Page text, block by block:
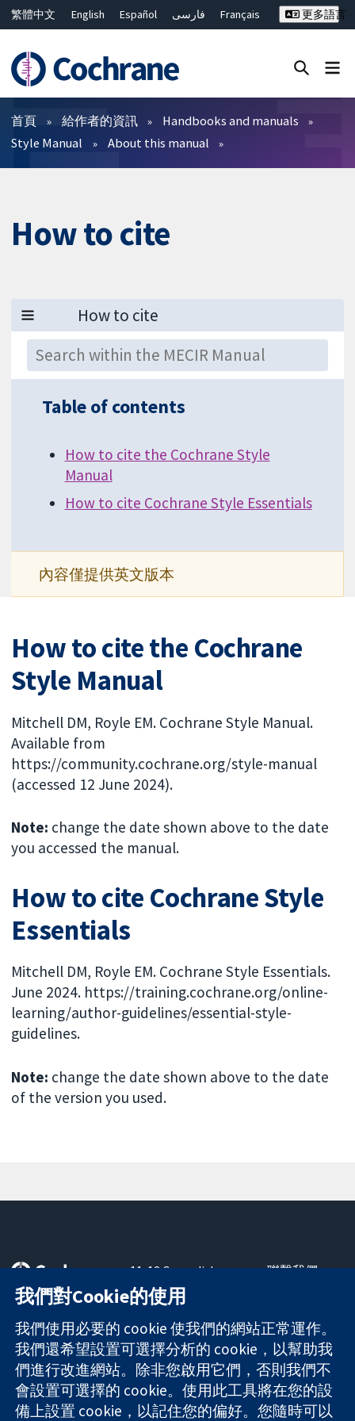
繁體中文 English Español فارسی
Français
ไทย
简体中文
更多語言
篩選條件
首頁 給作者的資訊
Handbooks and manuals
Style Manual
About this manual
How to cite
Table of contents
How to cite the Cochrane Style
Manual
How to cite Cochrane Style Essentials
內容僅提供英文版本
How to cite the Cochrane
Style Manual
Mitchell DM, Royle EM. Cochrane Style Manual.
Available from
https://community.cochrane.org/style-manual
(accessed 12 June 2024).
Note: change the date shown above to the date
you accessed the manual.
How to cite Cochrane Style
Essentials
Mitchell DM, Royle EM. Cochrane Style Essentials.
June 2024. https://training.cochrane.org/online-
learning/author-guidelines/essential-style-
guidelines.
Note: change the date shown above to the date
of the version you used.
可信任實證
知情決定
更完善的健康照
護
11-13 Cavendish
Square
London
W1G 0AN
United Kingdom
聯繫我們
關於我們
工作機會
Cochrane
Library
我們對Cookie的使用
我們使用必要的 cookie 使我們的網站正常運作。
我們還希望設置可選擇分析的 cookie，以幫助我
們進行改進網站。除非您啟用它們，否則我們不
會設置可選擇的 cookie。使用此工具將在您的設
備上設置 cookie，以記住您的偏好。您隨時可以